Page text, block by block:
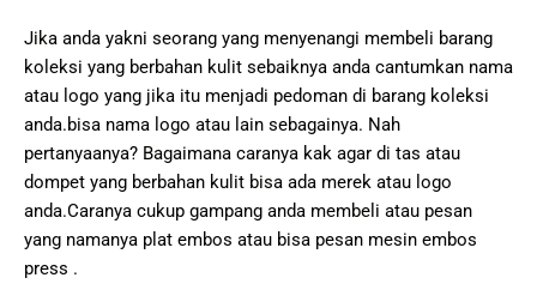
Jika anda yakni seorang yang menyenangi membeli barang
koleksi yang berbahan kulit sebaiknya anda cantumkan nama
atau logo yang jika itu menjadi pedoman di barang koleksi
anda.bisa nama logo atau lain sebagainya. Nah
pertanyaanya? Bagaimana caranya kak agar di tas atau
dompet yang berbahan kulit bisa ada merek atau logo
anda.Caranya cukup gampang anda membeli atau pesan
yang namanya plat embos atau bisa pesan mesin embos
press .